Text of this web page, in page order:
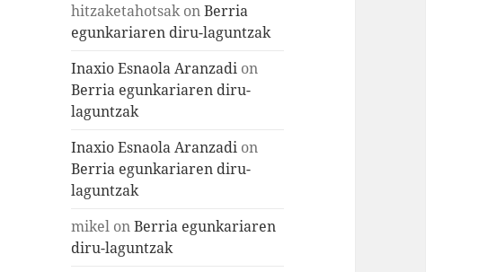
hitzaketahotsakonBerria
egunkariaren diru-laguntzak
Inaxio Esnaola Aranzadi on
Berria egunkariaren diru-
laguntzak
Inaxio Esnaola Aranzadi on
Berria egunkariaren diru-
laguntzak
mikel onBerria egunkariaren
diru-laguntzak